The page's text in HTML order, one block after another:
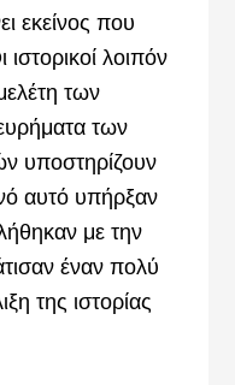
εκείνος που
ιστορικοί λοιπόν
των
των
υποστηρίζουν
αυτό υπήρξαν
με την
έναν πολύ
της ιστορίας